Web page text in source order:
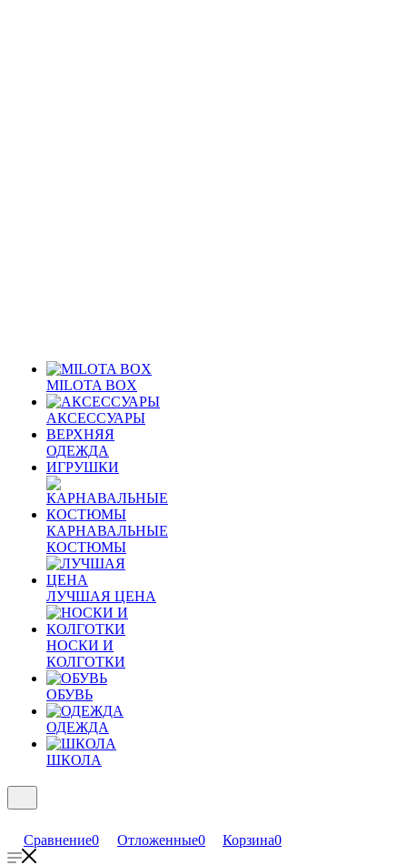
MILOTA BOX
АКСЕССУАРЫ
ВЕРХНЯЯ
ОДЕЖДА
ИГРУШКИ
КАРНАВАЛЬНЫЕ
КОСТЮМЫ
ЛУЧШАЯ ЦЕНА
НОСКИ И
КОЛГОТКИ
ОБУВЬ
ОДЕЖДА
ШКОЛА
Сравнение0 Отложенные0 Корзина0